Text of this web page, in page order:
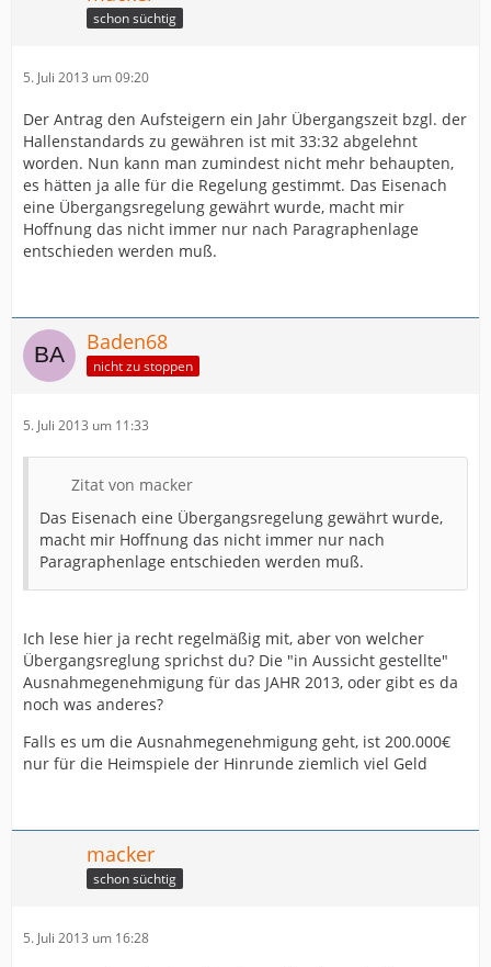
schon süchtig
5. Juli 2013 um 09:20
Der Antrag den Aufsteigern ein Jahr Übergangszeit bzgl. der
Hallenstandards zu gewähren ist mit 33:32 abgelehnt
worden. Nun kann man zumindest nicht mehr behaupten,
es hätten ja alle für die Regelung gestimmt. Das Eisenach
eine Übergangsregelung gewährt wurde, macht mir
Hoffnung das nicht immer nur nach Paragraphenlage
entschieden werden muß.
Baden68
nicht zu stoppen
5. Juli 2013 um 11:33
Zitat von macker
Das Eisenach eine Übergangsregelung gewährt wurde,
macht mir Hoffnung das nicht immer nur nach
Paragraphenlage entschieden werden muß.
Ich lese hier ja recht regelmäßig mit, aber von welcher
Übergangsreglung sprichst du? Die "in Aussicht gestellte"
Ausnahmegenehmigung für das JAHR 2013, oder gibt es da
noch was anderes?
Falls es um die Ausnahmegenehmigung geht, ist 200.000€
nur für die Heimspiele der Hinrunde ziemlich viel Geld
macker
schon süchtig
5. Juli 2013 um 16:28